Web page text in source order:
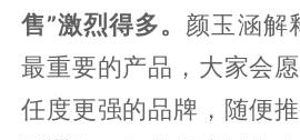
售”激烈得多。 颜玉涵解
最重要的产品，大家会
任度更强的品牌，随便